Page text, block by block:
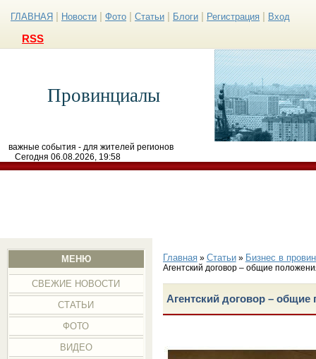
ГЛАВНАЯ Новости Фото Статьи Блоги Регистрация Вход
RSS
Провинциалы
важные события - для жителей регионов
Сегодня 06.08.2026, 19:58
МЕНЮ
СВЕЖИЕ НОВОСТИ
СТАТЬИ
ФОТО
ВИДЕО
Главная» Статьи» Бизнес в
Агентский договор – общие
Агентский договор – общие